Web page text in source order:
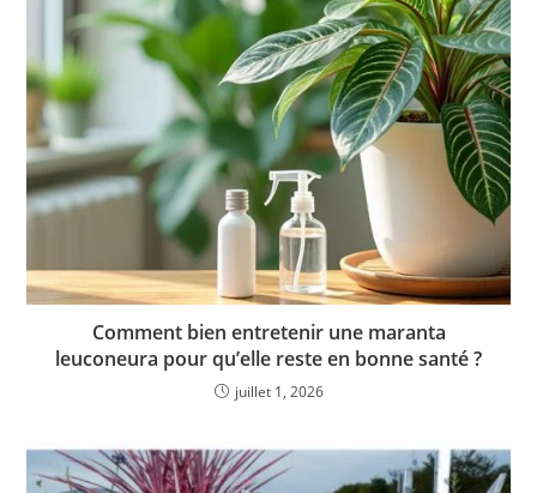
Comment bien entretenir une maranta
leuconeura pour qu’elle reste en bonne santé ?
juillet 1, 2026